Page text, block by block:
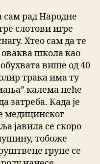
сам рад Народне
слотови игре
Хтео сам да те
школа као
више од 40
трака има ту
калема неће
затреба. Када је
медицинског
јавила се скоро
тобоже
групе се